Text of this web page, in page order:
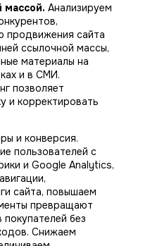
массой. Анализируем
продвижения сайта
ссылочной массы,
материалы на
и в СМИ.
позволяет
и корректировать
и конверсия.
пользователей с
и Google Analytics,
сайта, повышаем
превращают
без
Снижаем